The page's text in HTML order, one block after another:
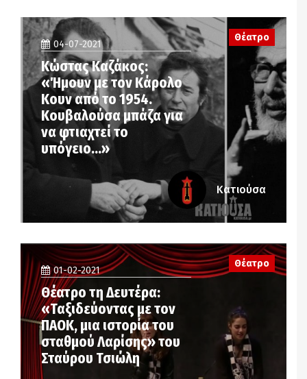
04-07-2021
Κώστας Καζάκος:
«Ήμουν με τον Κάρολο
Κουν από το 1954.
Κουβαλούσα μπάζα για
να φτιαχτεί το
υπόγειο…»
Θέατρο
Κατιούσα
01-02-2021
Θέατρο τη Δευτέρα:
«Ταξιδεύοντας με τον
ΠΑΟΚ, μια ιστορία του
σταθμού Λαρίσης» του
Σταύρου Τσιώλη
Θέατρο